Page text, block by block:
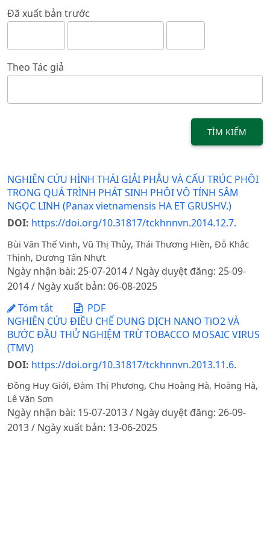
Đã xuất bản trước
Theo Tác giả
TÌM KIẾM
NGHIÊN CỨU HÌNH THÁI GIẢI PHẪU VÀ CẤU TRÚC PHÔI
TRONG QUÁ TRÌNH PHÁT SINH PHÔI VÔ TÍNH SÂM
NGỌC LINH (Panax vietnamensis HA ET GRUSHV.)
DOI: https://doi.org/10.31817/tckhnnvn.2014.12.7.
Bùi Văn Thế Vinh, Vũ Thị Thủy, Thái Thương Hiền, Đỗ Khắc
Thịnh, Dương Tấn Nhựt
Ngày nhận bài: 25-07-2014 / Ngày duyệt đăng: 25-09-
2014 / Ngày xuất bản: 06-08-2025
Tóm tắt
PDF
NGHIÊN CỨU ĐIỀU CHẾ DUNG DỊCH NANO TiO2 VÀ
BƯỚC ĐẦU THỬ NGHIỆM TRỪ TOBACCO MOSAIC VIRUS
(TMV)
DOI: https://doi.org/10.31817/tckhnnvn.2013.11.6.
Đồng Huy Giới, Đàm Thị Phương, Chu Hoàng Hà, Hoàng Hà,
Lê Văn Sơn
Ngày nhận bài: 15-07-2013 / Ngày duyệt đăng: 26-09-
2013 / Ngày xuất bản: 13-06-2025